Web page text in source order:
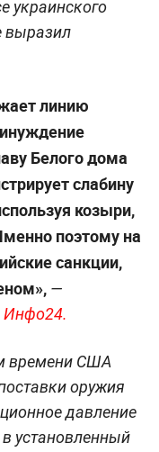
украинского
выразил
линию
Белого дома
слабину
козыри,
поэтому на
санкции,
—
Инфо24.
времени США
оружия
давление
установленный